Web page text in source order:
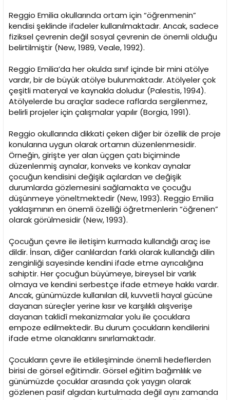
Reggio Emilia okullarında ortam için “öğrenmenin”
kendisi şeklinde ifadeler kullanılmaktadır. Ancak, sadece
fiziksel çevrenin değil sosyal çevrenin de önemli olduğu
belirtilmiştir (New, 1989, Veale, 1992).
Reggio Emilia’da her okulda sınıf içinde bir mini atölye
vardır, bir de büyük atölye bulunmaktadır. Atölyeler çok
çeşitli materyal ve kaynakla doludur (Palestis, 1994).
Atölyelerde bu araçlar sadece raflarda sergilenmez,
belirli projeler için çalışmalar yapılır (Borgia, 1991).
Reggio okullarında dikkati çeken diğer bir özellik de proje
konularına uygun olarak ortamın düzenlenmesidir.
Örneğin, girişte yer alan üçgen çatı biçiminde
düzenlenmiş aynalar, konveks ve konkav aynalar
çocuğun kendisini değişik açılardan ve değişik
durumlarda gözlemesini sağlamakta ve çocuğu
düşünmeye yöneltmektedir (New, 1993). Reggio Emilia
yaklaşımının en önemli özelliği öğretmenlerin “öğrenen”
olarak görülmesidir (New, 1993).
Çocuğun çevre ile iletişim kurmada kullandığı araç ise
dildir. İnsan, diğer canlılardan farklı olarak kullandığı dilin
zenginliği sayesinde kendini ifade etme ayrıcalığına
sahiptir. Her çocuğun büyümeye, bireysel bir varlık
olmaya ve kendini serbestçe ifade etmeye hakkı vardır.
Ancak, günümüzde kullanılan dil, kuvvetli hayal gücüne
dayanan süreçler yerine kısır ve karşılıklı alışverişe
dayanan taklidî mekanizmalar yolu ile çocuklara
empoze edilmektedir. Bu durum çocukların kendilerini
ifade etme olanaklarını sınırlamaktadır.
Çocukların çevre ile etkileşiminde önemli hedeflerden
birisi de görsel eğitimdir. Görsel eğitim bağımlılık ve
günümüzde çocuklar arasında çok yaygın olarak
gözlenen pasif algıdan kurtulmada değil aynı zamanda